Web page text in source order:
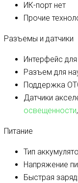
ИК-порт нет
Прочие
Разъемы и датчики
Интерфейс
Разъем для
Поддержка
Датчики
освещенности,
Питание
Тип
Напряжение
Быстрая